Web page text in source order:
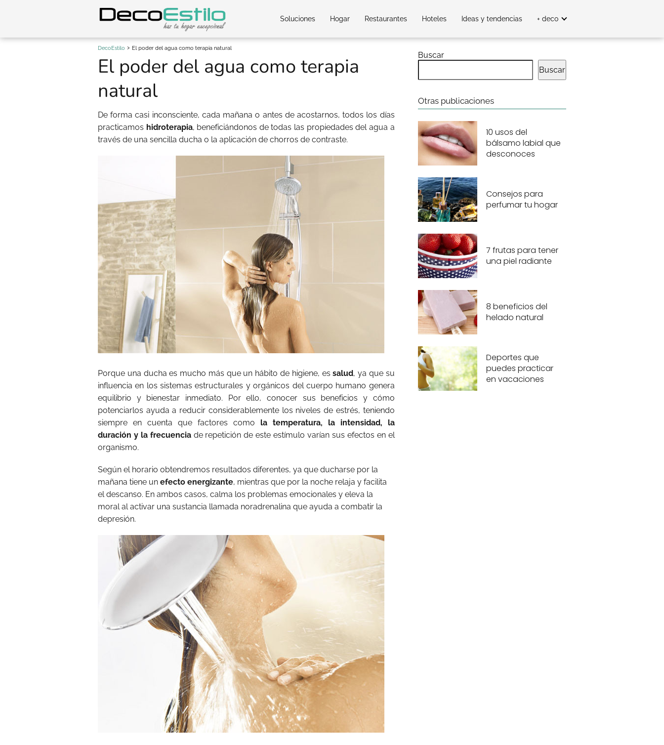
Soluciones Hogar Restaurantes Hoteles Ideas y tendencias + deco
DecoEstilo El poder del agua como terapia natural
El poder del agua como terapia
natural
De forma casi inconsciente, cada mañana o antes de acostarnos, todos los días
practicamos hidroterapia, beneficiándonos de todas las propiedades del agua a
través de una sencilla ducha o la aplicación de chorros de contraste.
Porque una ducha es mucho más que un hábito de higiene, essalud, ya que su
influencia en los sistemas estructurales y orgánicos del cuerpo humano genera
equilibrio y bienestar inmediato. Por ello, conocer sus beneficios y cómo
potenciarlos ayuda a reducir considerablemente los niveles de estrés, teniendo
siempre en cuenta que factores como la temperatura, la intensidad, la
duración y la frecuenciade repetición de este estímulo varían sus efectos en el
organismo.
Según el horario obtendremos resultados diferentes, ya que ducharse por la
mañana tiene un efecto energizante, mientras que por la noche relaja y facilita
el descanso. En ambos casos, calma los problemas emocionales y eleva la
moral al activar una sustancia llamada noradrenalina que ayuda a combatir la
depresión.
Buscar
Buscar
Otras publicaciones
10 usos del
bálsamo labial que
desconoces
Consejos para
perfumar tu hogar
7 frutas para tener
una piel radiante
8 beneficios del
helado natural
Deportes que
puedes practicar
en vacaciones